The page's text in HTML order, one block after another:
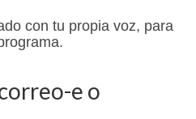
con tu propia voz, para
e o